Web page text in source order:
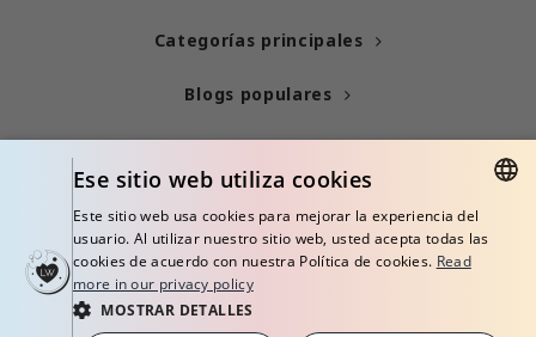
Categorías principales
Blogs populares
© Copyright 2026 Little Wonderland - Korean skincare specialized store in
ENGLISH
ITALIAN
Ese sitio web utiliza cookies
Este sitio web usa cookies para mejorar la experiencia del
usuario. Al utilizar nuestro sitio web, usted acepta todas las
cookies de acuerdo con nuestra Política de cookies. Read
more in our privacy policy
MOSTRAR DETALLES